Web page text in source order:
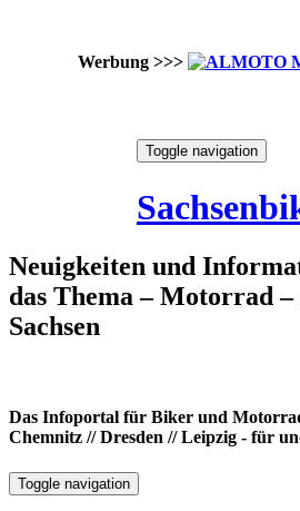
Werbung >>>
Toggle navigation
Neuigkeiten und
das Thema – Motorrad –
Sachsen
Das Infoportal für Biker und
Chemnitz // Dresden // Leipzig - für
Toggle navigation